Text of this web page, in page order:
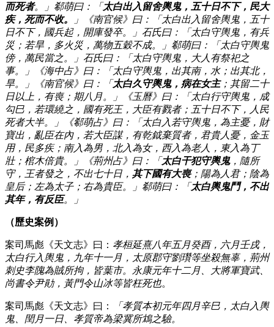
而死者。」郗萌曰：「 太白出入留舍輿鬼，五十日不下，民大
疾，死而不收。
」《南官候》曰：「太白出入留舍輿鬼，五十
日不下，國兵起，開庫發卒。」石氏曰：「太白守輿鬼，有兵
災；若旱，多火災，萬物五穀不成。」郗萌曰：「太白守輿鬼
傍，萬民當之。」石氏曰：「太白守輿鬼，大人有祭祀之
事。」《海中占》曰：「太白守輿鬼，出其南，水；出其北，
旱。」《南官候》曰：「 太白久守輿鬼，病在女主；其留二十
日以上，有喪；期八月。」《玉曆》曰：「太白行守輿鬼，成
勾巳，若環繞之，國有死王，大臣有戮者；五十日不下，人民
死者大半。」《郗萌占》曰：「太白入若守輿鬼，為主憂，財
寶出，亂臣在內，若大臣謀，有乾鉞棄質者，君貴人憂，金玉
用，民多疾；南入為男，北入為女，西入為老人，東入為丁
壯；棺木倍貴。」《荊州占》曰：「 太白干犯守輿鬼，隨所
守，王者發之，不出七十日， 其下國有大喪；陽為人君；陰為
皇后；左為太子；右為貴臣。」郗萌曰：「 太白輿鬼鬥，不出
其年，有反臣。」
（歷史案例）
案司馬彪《天文志》曰： 孝桓延熹八年五月癸酉，六月壬戌，
太白行入輿鬼，九年十一月，太原郡守劉瓚等坐殺無辜，荊州
刺史李隗為賊所拘，皆葉市。永康元年十二月、大將軍寶武、
尚書令尹勛，黃門令山冰等皆枉死也。
案司馬彪《天文志》曰：
「孝質本初元年四月辛巳，太白入輿
鬼、閏月一日、孝質帝為梁冀所鴆之驗。